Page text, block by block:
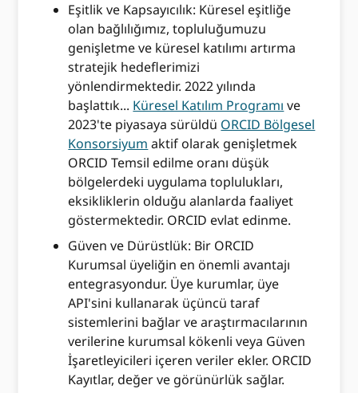
Eşitlik ve Kapsayıcılık: Küresel eşitliğe
olan bağlılığımız, topluluğumuzu
genişletme ve küresel katılımı artırma
stratejik hedeflerimizi
yönlendirmektedir. 2022 yılında
başlattık... Küresel Katılım Programı ve
2023'te piyasaya sürüldü ORCID Bölgesel
Konsorsiyum aktif olarak genişletmek
ORCID Temsil edilme oranı düşük
bölgelerdeki uygulama toplulukları,
eksikliklerin olduğu alanlarda faaliyet
göstermektedir. ORCID evlat edinme.
Güven ve Dürüstlük: Bir ORCID
Kurumsal üyeliğin en önemli avantajı
entegrasyondur. Üye kurumlar, üye
API'sini kullanarak üçüncü taraf
sistemlerini bağlar ve araştırmacılarının
verilerine kurumsal kökenli veya Güven
İşaretleyicileri içeren veriler ekler. ORCID
Kayıtlar, değer ve görünürlük sağlar.